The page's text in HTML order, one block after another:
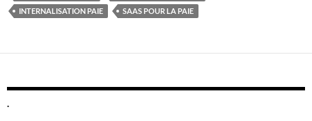
INTERNALISATION PAIE
SAAS POUR LA PAIE
.